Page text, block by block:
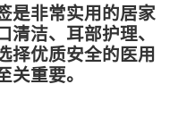
是非常实用的居家
洁、耳部护理、
择优质安全的医用
重要。